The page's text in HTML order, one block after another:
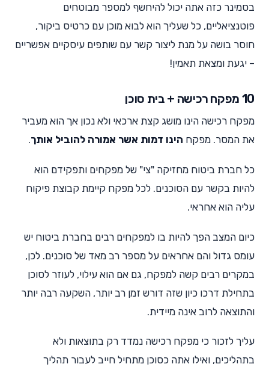
בסמינר כזה אתה יכול להיחשף למספר מבוטחים
פוטנציאליים, כל שעליך הוא לבוא מוכן עם כרטיס ביקור,
חוסר בושה על מנת ליצור קשר עם שותפים עיסקיים אפשריים
– יגעת ומצאת תאמין!
10 מפקח רכישה + בית סוכן
מפקח רכישה הינו מושג קצת ארכאי ולא נכון אך הוא מעביר
את המסר. מפקח הינו דמות אשר אמורה להוביל אותך.
כל חברת ביטוח מחזיקה "צי" של מפקחים ותפקידם הוא
להיות בקשר עם הסוכנים. לכל מפקח קיימת קבוצת פיקוח
עליה הוא אחראי.
כיום המצב הפך להיות בו למפקחים רבים בחברת ביטוח יש
עומס גדול והם אחראים על מספר רב מאד של סוכנים. לכן,
במקרים רבים קשה למפקח, גם אם הוא עילוי, לעוזר לסוכן
בתחילת דרכו כיון שזה דורש זמן רב יותר, השקעה רבה יותר
והתוצאה לרוב אינה מיידית.
עליך לזכור כי מפקח רכישה נמדד רק בתוצאות ולא
בתהליכים, ואילו אתה כסוכן מתחיל חייב לעבור תהליך